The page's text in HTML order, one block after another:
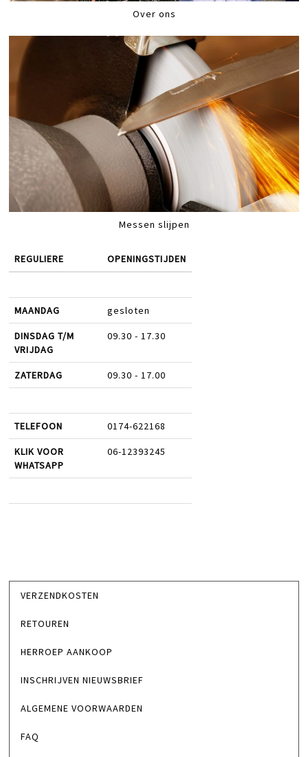
Over ons
Messen slijpen
REGULIERE OPENINGSTIJDEN
MAANDAG gesloten
DINSDAG T/M
VRIJDAG
09.30 - 17.30
ZATERDAG 09.30 - 17.00
TELEFOON 0174-622168
KLIK VOOR
WHATSAPP
06-12393245
VERZENDKOSTEN
RETOUREN
HERROEP AANKOOP
INSCHRIJVEN NIEUWSBRIEF
ALGEMENE VOORWAARDEN
FAQ